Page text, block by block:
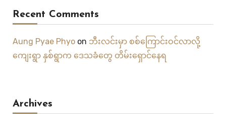
Recent Comments
Aung Pyae Phyoon ဘီးလင်းမှာ စစ်ကြောင်းဝင်လာလို့
ကျေးရွာ နှစ်ရွာက ဒေသခံတွေ တိမ်းရှောင်နေရ
Archives